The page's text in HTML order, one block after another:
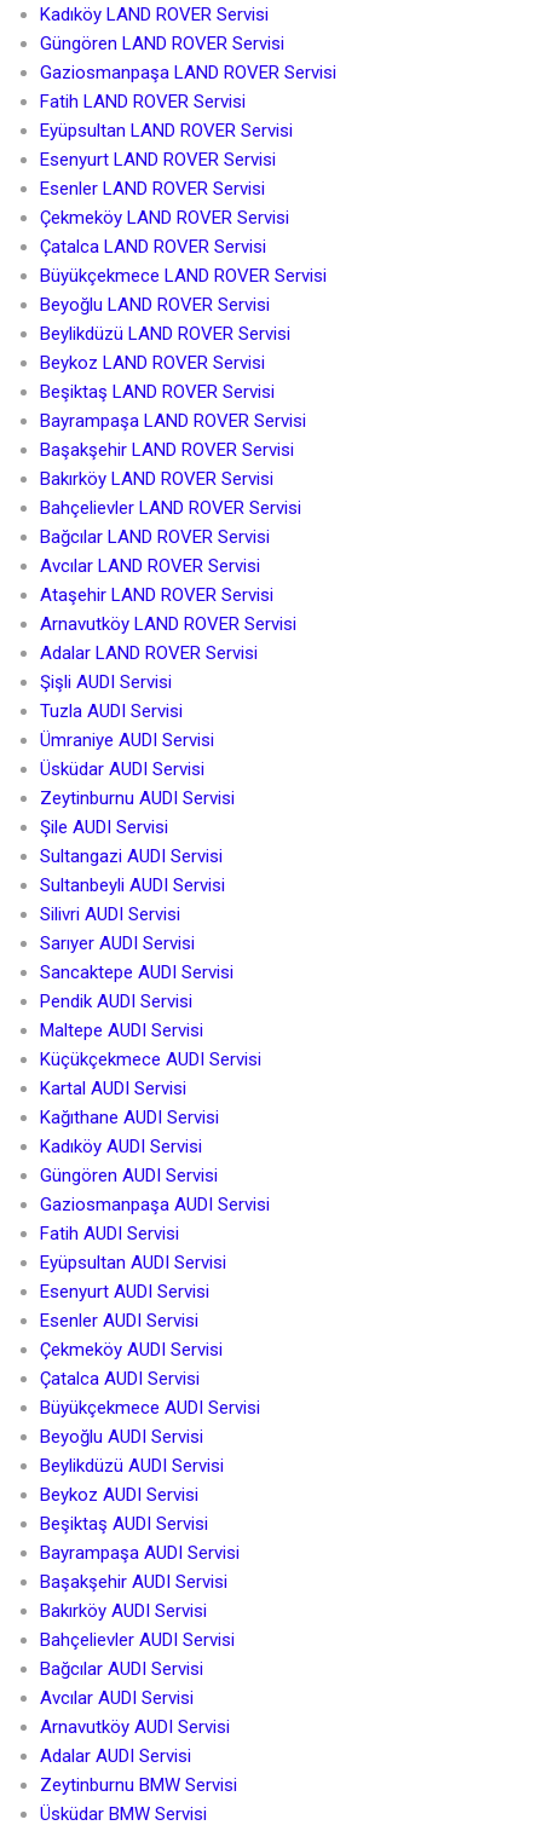
Kadıköy LAND ROVER Servisi
Güngören LAND ROVER Servisi
Gaziosmanpaşa LAND ROVER Servisi
Fatih LAND ROVER Servisi
Eyüpsultan LAND ROVER Servisi
Esenyurt LAND ROVER Servisi
Esenler LAND ROVER Servisi
Çekmeköy LAND ROVER Servisi
Çatalca LAND ROVER Servisi
Büyükçekmece LAND ROVER Servisi
Beyoğlu LAND ROVER Servisi
Beylikdüzü LAND ROVER Servisi
Beykoz LAND ROVER Servisi
Beşiktaş LAND ROVER Servisi
Bayrampaşa LAND ROVER Servisi
Başakşehir LAND ROVER Servisi
Bakırköy LAND ROVER Servisi
Bahçelievler LAND ROVER Servisi
Bağcılar LAND ROVER Servisi
Avcılar LAND ROVER Servisi
Ataşehir LAND ROVER Servisi
Arnavutköy LAND ROVER Servisi
Adalar LAND ROVER Servisi
Şişli AUDI Servisi
Tuzla AUDI Servisi
Ümraniye AUDI Servisi
Üsküdar AUDI Servisi
Zeytinburnu AUDI Servisi
Şile AUDI Servisi
Sultangazi AUDI Servisi
Sultanbeyli AUDI Servisi
Silivri AUDI Servisi
Sarıyer AUDI Servisi
Sancaktepe AUDI Servisi
Pendik AUDI Servisi
Maltepe AUDI Servisi
Küçükçekmece AUDI Servisi
Kartal AUDI Servisi
Kağıthane AUDI Servisi
Kadıköy AUDI Servisi
Güngören AUDI Servisi
Gaziosmanpaşa AUDI Servisi
Fatih AUDI Servisi
Eyüpsultan AUDI Servisi
Esenyurt AUDI Servisi
Esenler AUDI Servisi
Çekmeköy AUDI Servisi
Çatalca AUDI Servisi
Büyükçekmece AUDI Servisi
Beyoğlu AUDI Servisi
Beylikdüzü AUDI Servisi
Beykoz AUDI Servisi
Beşiktaş AUDI Servisi
Bayrampaşa AUDI Servisi
Başakşehir AUDI Servisi
Bakırköy AUDI Servisi
Bahçelievler AUDI Servisi
Bağcılar AUDI Servisi
Avcılar AUDI Servisi
Arnavutköy AUDI Servisi
Adalar AUDI Servisi
Zeytinburnu BMW Servisi
Üsküdar BMW Servisi